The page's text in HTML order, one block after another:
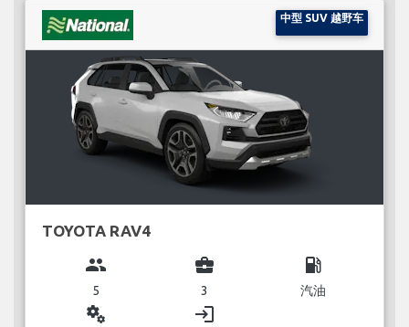
中型 SUV 越野车
TOYOTA RAV4
group
5
business_center
3
local_gas_station
汽油
miscellaneous_services login